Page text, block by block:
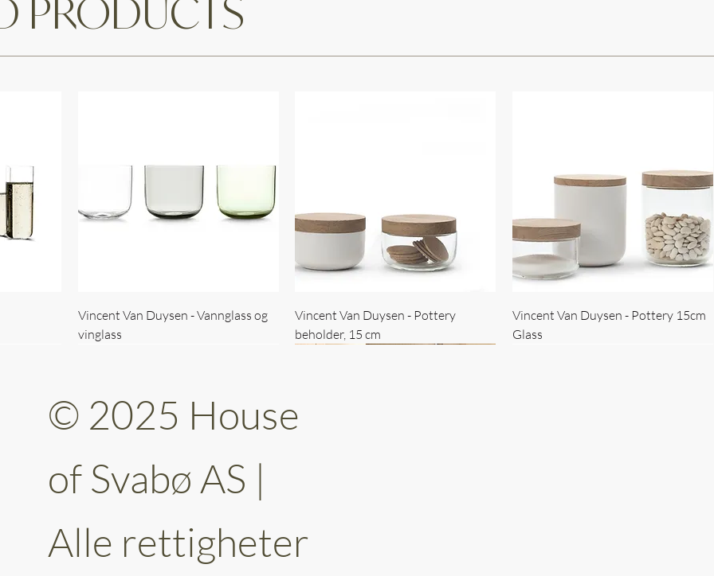
Vincent Van Duysen - Vannglass og
vinglass
Vincent Van Duysen - Pottery
beholder, 15 cm
Vincent Van Duysen - Pottery 15cm
Glass
Vincent Van Duysen - kaffekopp sett
Vincent Van Duysen - Baderomsett
PRODUCTS
© 2025 House
of Svabø AS |
Alle rettigheter